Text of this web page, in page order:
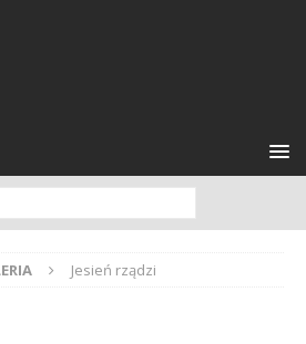
Jesień rządzi